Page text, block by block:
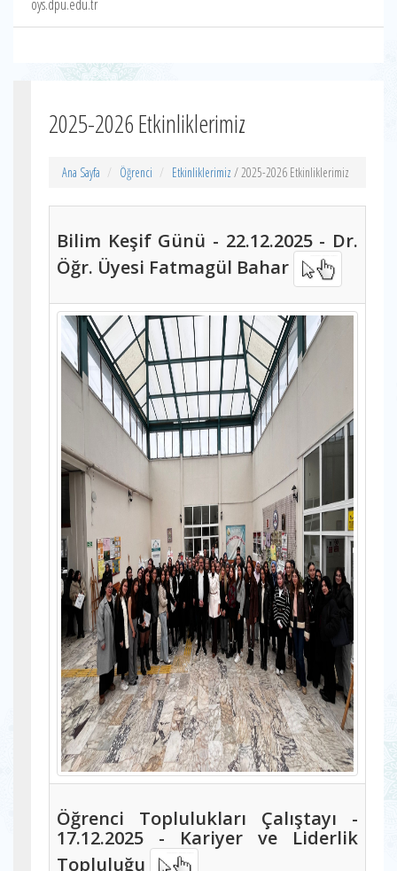
oys.dpu.edu.tr
2025-2026 Etkinliklerimiz
Ana Sayfa Öğrenci Etkinliklerimiz / 2025-2026 Etkinliklerimiz
Bilim Keşif Günü - 22.12.2025 - Dr.
Öğr. Üyesi Fatmagül Bahar
Öğrenci Toplulukları Çalıştayı -
17.12.2025 - Kariyer ve Liderlik
Topluluğu